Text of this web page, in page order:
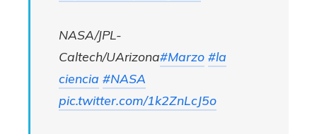
NASA/JPL-
Caltech/UArizona#Marzo #la
ciencia #NASA
pic.twitter.com/1k2ZnLcJ5o